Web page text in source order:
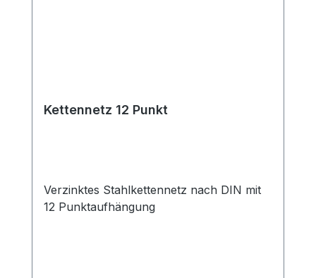
Kettennetz 12 Punkt
Verzinktes Stahlkettennetz nach DIN mit
12 Punktaufhängung